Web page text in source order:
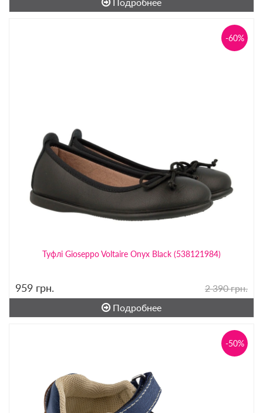
Туфлі Gioseppo Voltaire Onyx Black (538121984)
-60%
959 грн.
2 390 грн.
Подробнее
-50%